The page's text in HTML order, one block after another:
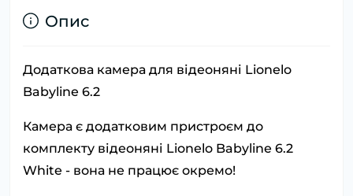
Опис
Додаткова камера для відеоняні Lionelo
Babyline 6.2
Камера є додатковим пристроєм до
комплекту відеоняні Lionelo Babyline 6.2
White - вона не працює окремо!